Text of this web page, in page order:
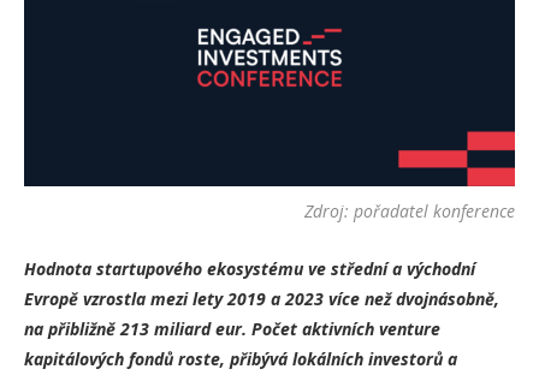
Zdroj: pořadatel konference
Hodnota startupového ekosystému ve střední a východní
Evropě vzrostla mezi lety 2019 a 2023 více než dvojnásobně,
na přibližně 213 miliard eur. Počet aktivních venture
kapitálových fondů roste, přibývá lokálních investorů a